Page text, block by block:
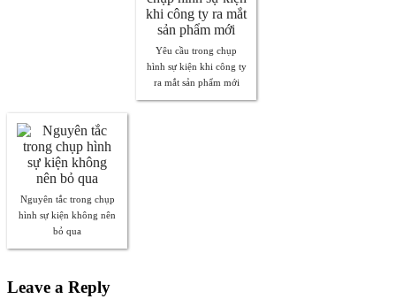
Yêu cầu trong chụp
hình sự kiện khi công ty
ra mắt sản phẩm mới
Nguyên tắc trong chụp
hình sự kiện không nên
bỏ qua
Leave a Reply